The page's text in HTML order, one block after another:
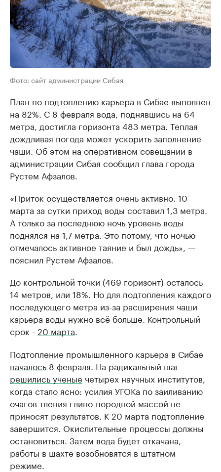
Фото: сайт администрации Сибая
План по подтоплению карьера в Сибае выполнен
на 82%. С 8 февраля вода, поднявшись на 64
метра, достигла горизонта 483 метра. Теплая
дождливая погода может ускорить заполнение
чаши. Об этом на оперативном совещании в
администрации Сибая сообщил глава города
Рустем Афзалов.
«Приток осуществляется очень активно. 10
марта за сутки приход воды составил 1,3 метра.
А только за последнюю ночь уровень воды
поднялся на 1,7 метра. Это потому, что ночью
отмечалось активное таяние и был дождь», —
пояснил Рустем Афзалов.
До контрольной точки (469 горизонт) осталось
14 метров, или 18%. Но для подтопления каждого
последующего метра из-за расширения чаши
карьера воды нужно всё больше. Контрольный
срок - 20 марта.
Подтопление промышленного карьера в Сибае
началось 8 февраля. На радикальный шаг
решились ученые четырех научных институтов,
когда стало ясно: усилия УГОКа по заиливанию
очагов тления глино-породной массой не
приносят результатов. К 20 марта подтопление
завершится. Окислительные процессы должны
остановиться. Затем вода будет откачана,
работы в шахте возобновятся в штатном
режиме.